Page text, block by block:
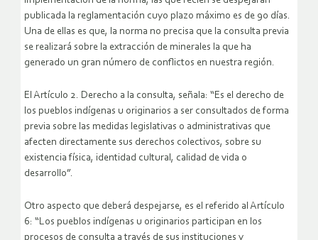
publicada la reglamentación cuyo plazo máximo es de 90 días.
Una de ellas es que, la norma no precisa que la consulta previa
se realizará sobre la extracción de minerales la que ha
generado un gran número de conflictos en nuestra región.
El Artículo 2. Derecho a la consulta, señala: “Es el derecho de
los pueblos indígenas u originarios a ser consultados de forma
previa sobre las medidas legislativas o administrativas que
afecten directamente sus derechos colectivos, sobre su
existencia física, identidad cultural, calidad de vida o
desarrollo”.
Otro aspecto que deberá despejarse, es el referido al Artículo
6: “Los pueblos indígenas u originarios participan en los
procesos de consulta a través de sus instituciones y